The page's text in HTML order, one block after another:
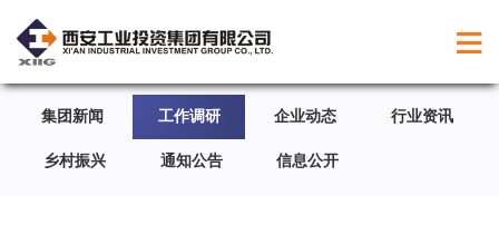
集团新闻 工作调研 企业动态 行业资讯
乡村振兴 通知公告 信息公开